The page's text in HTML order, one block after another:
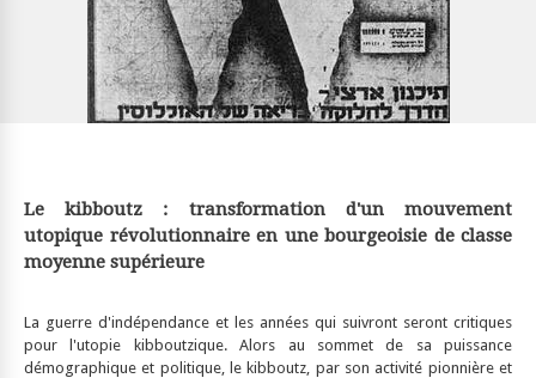
Le kibboutz : transformation d'un mouvement
utopique révolutionnaire en une bourgeoisie de classe
moyenne supérieure
La guerre d'indépendance et les années qui suivront seront critiques
pour l'utopie kibboutzique. Alors au sommet de sa puissance
démographique et politique, le kibboutz, par son activité pionnière et